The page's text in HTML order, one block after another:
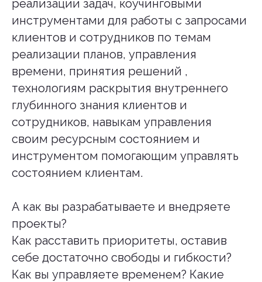
реализации задач, коучинговыми
инструментами для работы с запросами
клиентов и сотрудников по темам
реализации планов, управления
времени, принятия решений ,
технологиям раскрытия внутреннего
глубинного знания клиентов и
сотрудников, навыкам управления
своим ресурсным состоянием и
инструментом помогающим управлять
состоянием клиентам.
А как вы разрабатываете и внедряете
проекты?
Как расставить приоритеты, оставив
себе достаточно свободы и гибкости?
Как вы управляете временем? Какие